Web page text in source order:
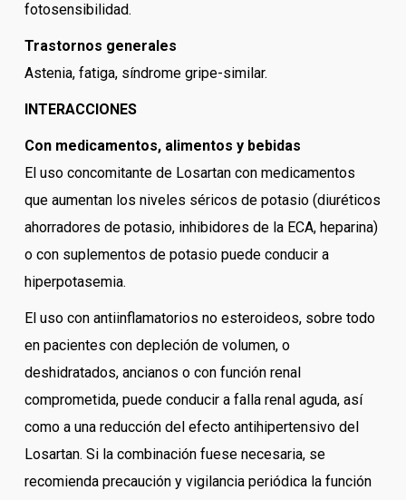
fotosensibilidad.
Trastornos generales
Astenia, fatiga, síndrome gripe-similar.
INTERACCIONES
Con medicamentos, alimentos y bebidas
El uso concomitante de Losartan con medicamentos
que aumentan los niveles séricos de potasio (diuréticos
ahorradores de potasio, inhibidores de la ECA, heparina)
o con suplementos de potasio puede conducir a
hiperpotasemia.
El uso con antiinflamatorios no esteroideos, sobre todo
en pacientes con depleción de volumen, o
deshidratados, ancianos o con función renal
comprometida, puede conducir a falla renal aguda, así
como a una reducción del efecto antihipertensivo del
Losartan. Si la combinación fuese necesaria, se
recomienda precaución y vigilancia periódica la función